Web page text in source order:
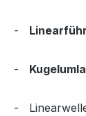
-
-
-